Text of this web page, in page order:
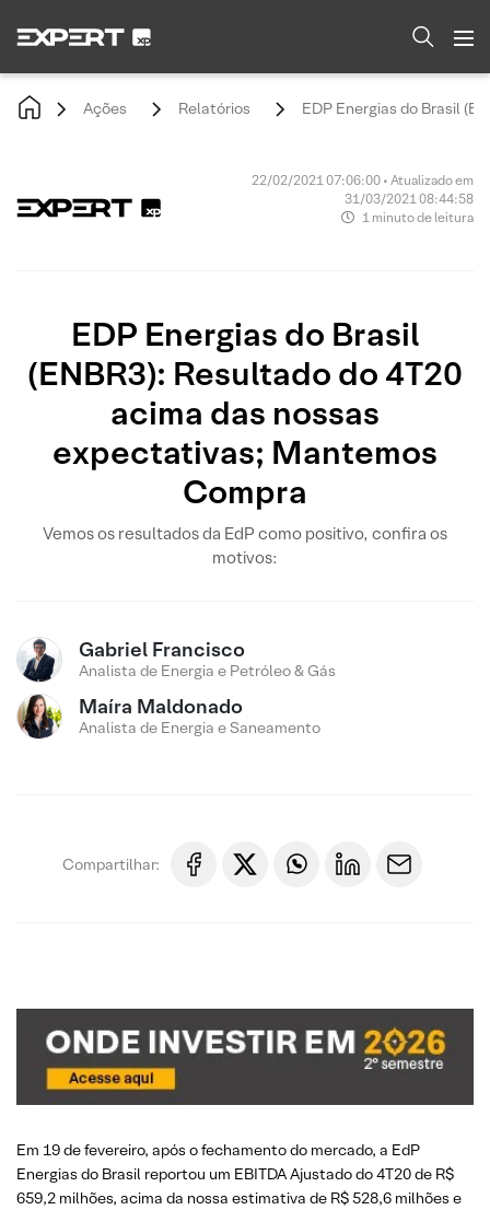
Ações Relatórios EDP Energias do Brasil
22/02/2021 07:06:00 • Atualizado em
31/03/2021 08:44:58
1 minuto de leitura
EDP Energias do Brasil
(ENBR3): Resultado do 4T20
acima das nossas
expectativas; Mantemos
Compra
Vemos os resultados da EdP como positivo, confira os
motivos:
Gabriel Francisco
Analista de Energia e Petróleo & Gás
Maíra Maldonado
Analista de Energia e Saneamento
Compartilhar:
Em 19 de fevereiro, após o fechamento do mercado, a EdP
Energias do Brasil reportou um EBITDA Ajustado do 4T20 de R$
659,2 milhões, acima da nossa estimativa de R$ 528,6 milhões e